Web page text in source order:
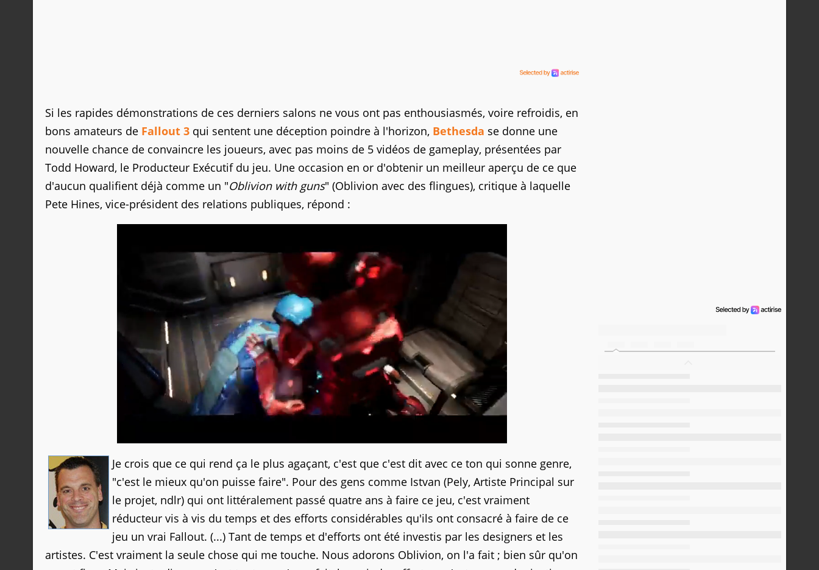
Si les rapides démonstrations de ces derniers salons ne vous ont pas enthousiasmés, voire refroidis, en
bons amateurs de Fallout 3 qui sentent une déception poindre à l'horizon, Bethesda se donne une
nouvelle chance de convaincre les joueurs, avec pas moins de 5 vidéos de gameplay, présentées par
Todd Howard, le Producteur Exécutif du jeu. Une occasion en or d'obtenir un meilleur aperçu de ce que
d'aucun qualifient déjà comme un "Oblivion with guns" (Oblivion avec des flingues), critique à laquelle
Pete Hines, vice-président des relations publiques, répond :
Je crois que ce qui rend ça le plus agaçant, c'est que c'est dit avec ce ton qui sonne genre,
"c'est le mieux qu'on puisse faire". Pour des gens comme Istvan (Pely, Artiste Principal sur
le projet, ndlr) qui ont littéralement passé quatre ans à faire ce jeu, c'est vraiment
réducteur vis à vis du temps et des efforts considérables qu'ils ont consacré à faire de ce
jeu un vrai Fallout. (...) Tant de temps et d'efforts ont été investis par les designers et les
artistes. C'est vraiment la seule chose qui me touche. Nous adorons Oblivion, on l'a fait ; bien sûr qu'on